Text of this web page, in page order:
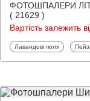
ФОТОШПАЛЕРИ
( 21629 )
Вартість залежить
Фотошпалери
Лавандові поля